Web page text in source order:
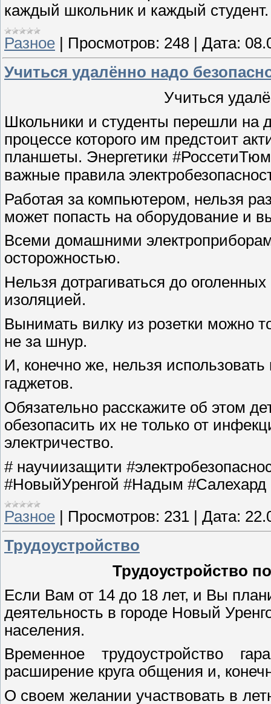
каждый школьник и каждый
Разное | Просмотров: 248 | Дата:
Учиться удалённо надо
Учиться
Школьники и студенты перешли на
процессе которого им предстоит
планшеты. Энергетики
важные правила
Работая за компьютером, нельзя
может попасть на оборудование и
Всеми домашними
осторожностью.
Нельзя дотрагиваться до
изоляцией.
Вынимать вилку из розетки можно
не за шнур.
И, конечно же, нельзя
гаджетов. ⠀
Обязательно расскажите об этом
обезопасить их не только от
электричество.
# научиизащити
#НовыйУренгой #Надым #Салехард
Разное
Просмотров: 231 Дата:
Трудоустройство
Трудоустройство
Если Вам от 14 до 18 лет, и Вы
деятельность в городе Новый
населения.
Временное трудоустройство
расширение круга общения и,
О своем желании участвовать в